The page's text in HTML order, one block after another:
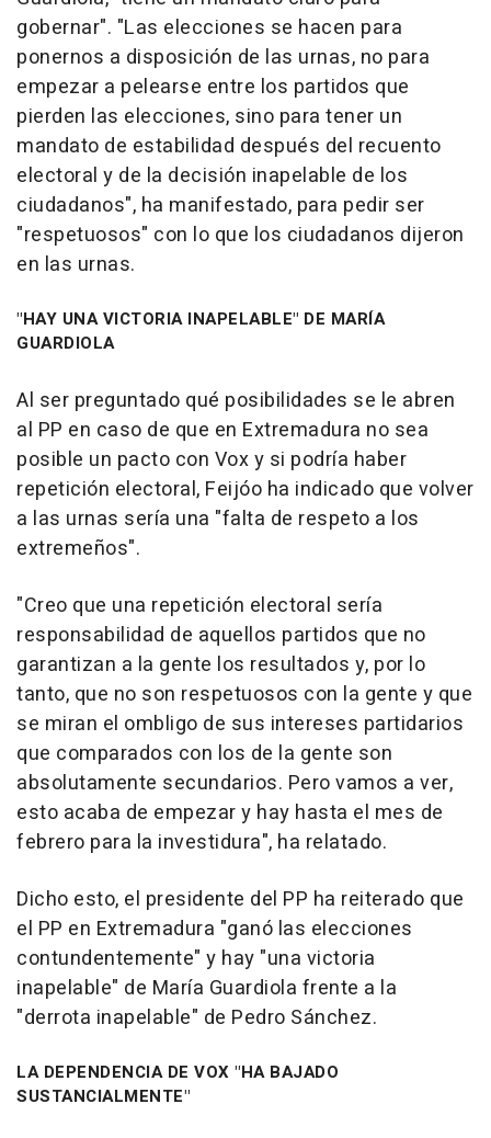
gobernar". "Las elecciones se hacen para
ponernos a disposición de las urnas, no para
empezar a pelearse entre los partidos que
pierden las elecciones, sino para tener un
mandato de estabilidad después del recuento
electoral y de la decisión inapelable de los
ciudadanos", ha manifestado, para pedir ser
"respetuosos" con lo que los ciudadanos dijeron
en las urnas.
"HAY UNA VICTORIA INAPELABLE" DE MARÍA
GUARDIOLA
Al ser preguntado qué posibilidades se le abren
al PP en caso de que en Extremadura no sea
posible un pacto con Vox y si podría haber
repetición electoral, Feijóo ha indicado que volver
a las urnas sería una "falta de respeto a los
extremeños".
"Creo que una repetición electoral sería
responsabilidad de aquellos partidos que no
garantizan a la gente los resultados y, por lo
tanto, que no son respetuosos con la gente y que
se miran el ombligo de sus intereses partidarios
que comparados con los de la gente son
absolutamente secundarios. Pero vamos a ver,
esto acaba de empezar y hay hasta el mes de
febrero para la investidura", ha relatado.
Dicho esto, el presidente del PP ha reiterado que
el PP en Extremadura "ganó las elecciones
contundentemente" y hay "una victoria
inapelable" de María Guardiola frente a la
"derrota inapelable" de Pedro Sánchez.
LA DEPENDENCIA DE VOX "HA BAJADO
SUSTANCIALMENTE"